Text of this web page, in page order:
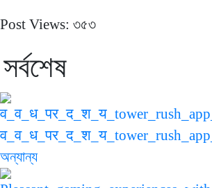
Post Views: ৩৫৩
সর্বশেষ
অন্যান্য